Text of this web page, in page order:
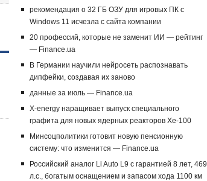
рекомендация о 32 ГБ ОЗУ для игровых ПК с
Windows 11 исчезла с сайта компании
20 профессий, которые не заменит ИИ — рейтинг
— Finance.ua
В Германии научили нейросеть распознавать
дипфейки, создавая их заново
данные за июль — Finance.ua
X-energy наращивает выпуск специального
графита для новых ядерных реакторов Xe-100
Минсоцполитики готовит новую пенсионную
систему: что изменится — Finance.ua
Российский аналог Li Auto L9 с гарантией 8 лет, 469
л.с., богатым оснащением и запасом хода 1100 км